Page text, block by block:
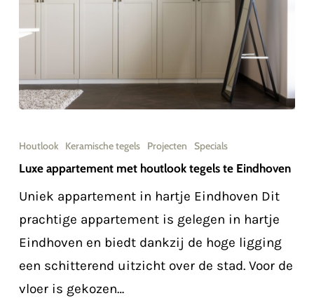
appartement
met
houtlook
tegels
te
Eindhoven
Houtlook Keramische tegels Projecten Specials
Luxe appartement met houtlook tegels te Eindhoven
Uniek appartement in hartje Eindhoven Dit
prachtige appartement is gelegen in hartje
Eindhoven en biedt dankzij de hoge ligging
een schitterend uitzicht over de stad. Voor de
vloer is gekozen…